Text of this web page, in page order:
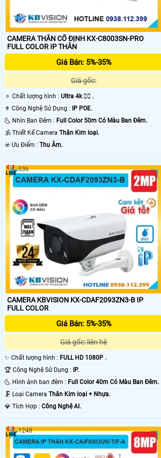
CAMERA THÂN CỐ ĐỊNH KX-C8003SN-PRO
FULL COLOR IP THÂN
Giá Bán: 5%-35%
Giá gốc:
🔅 Chất lượng hình : Ultra 4k 👍🏾 .
⚜️ Công Nghệ Sử Dụng :
IP POE.
🌜 Nhìn Ban Đêm : Full Color 50m Có Màu Ban Ðêm.
🕉️ Thiết Kế Camera Thân Kim loại.
️☣️ Ưu Điểm : Thu Âm.
CAMERA KBVISION KX-CDAF2093ZN3-B IP
FULL COLOR
Giá Bán: 5%-35%
Giá gốc: liên hệ
✨ Chất lượng hình : FULL HD 1080P .
🏆 Công Nghệ Sử Dụng :
IP.
🌜 Hình ảnh ban đêm : Full Color 40m Có Màu Ban Ðêm.
🗜️ Loại Camera Thân Kim loại + Nhựa.
️💎 Tích Hợp : Công Nghệ AI.
536
1248